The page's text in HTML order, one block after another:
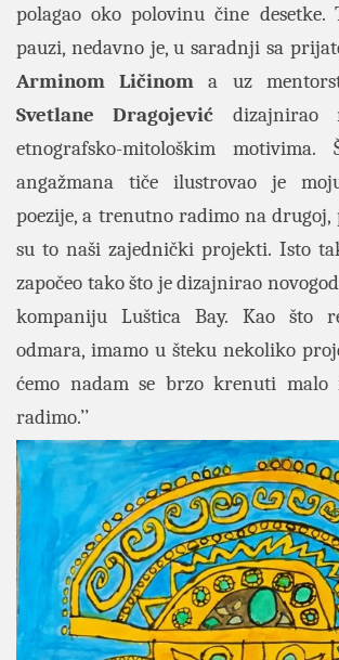
polagao oko polovinu čine
pauzi, nedavno je, u saradnji sa
Arminom Ličinom a uz
Svetlane Dragojević dizajnirao
etnografsko-mitološkim
angažmana tiče ilustrovao je
poezije, a trenutno radimo na drugoj,
su to naši zajednički projekti. Isto
započeo tako što je dizajnirao
kompaniju Luštica Bay. Kao što
odmara, imamo u šteku nekoliko
ćemo nadam se brzo krenuti malo
radimo.’’